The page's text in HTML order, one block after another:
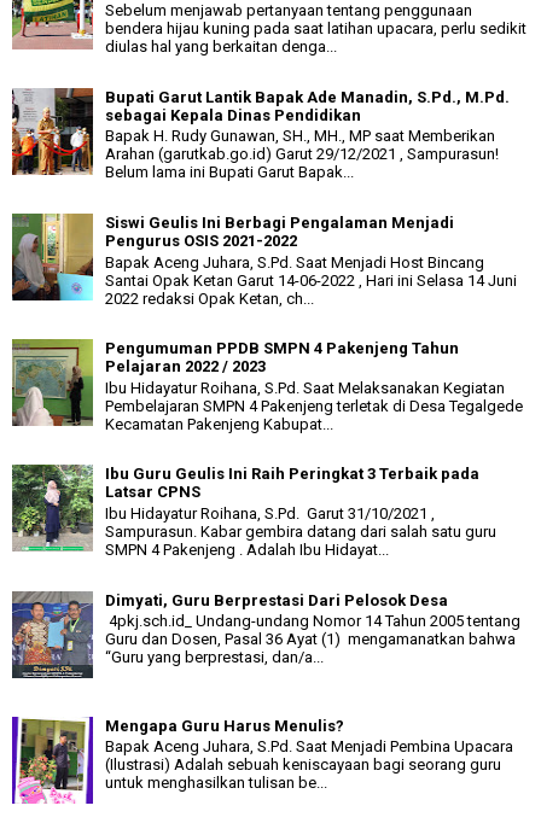
Sebelum menjawab pertanyaan tentang penggunaan
bendera hijau kuning pada saat latihan upacara, perlu sedikit
diulas hal yang berkaitan denga...
Bupati Garut Lantik Bapak Ade Manadin, S.Pd., M.Pd.
sebagai Kepala Dinas Pendidikan
Bapak H. Rudy Gunawan, SH., MH., MP saat Memberikan
Arahan (garutkab.go.id) Garut 29/12/2021 , Sampurasun!
Belum lama ini Bupati Garut Bapak...
Siswi Geulis Ini Berbagi Pengalaman Menjadi
Pengurus OSIS 2021-2022
Bapak Aceng Juhara, S.Pd. Saat Menjadi Host Bincang
Santai Opak Ketan Garut 14-06-2022 , Hari ini Selasa 14 Juni
2022 redaksi Opak Ketan, ch...
Pengumuman PPDB SMPN 4 Pakenjeng Tahun
Pelajaran 2022 / 2023
Ibu Hidayatur Roihana, S.Pd. Saat Melaksanakan Kegiatan
Pembelajaran SMPN 4 Pakenjeng terletak di Desa Tegalgede
Kecamatan Pakenjeng Kabupat...
Ibu Guru Geulis Ini Raih Peringkat 3 Terbaik pada
Latsar CPNS
Ibu Hidayatur Roihana, S.Pd. Garut 31/10/2021 ,
Sampurasun. Kabar gembira datang dari salah satu guru
SMPN 4 Pakenjeng . Adalah Ibu Hidayat...
Dimyati, Guru Berprestasi Dari Pelosok Desa
4pkj.sch.id_ Undang-undang Nomor 14 Tahun 2005 tentang
Guru dan Dosen, Pasal 36 Ayat (1) mengamanatkan bahwa
“Guru yang berprestasi, dan/a...
Mengapa Guru Harus Menulis?
Bapak Aceng Juhara, S.Pd. Saat Menjadi Pembina Upacara
(Ilustrasi) Adalah sebuah keniscayaan bagi seorang guru
untuk menghasilkan tulisan be...